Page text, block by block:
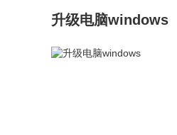
升级电脑windows